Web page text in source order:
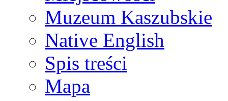
Muzeum Kaszubskie
Native English
Spis treści
Mapa